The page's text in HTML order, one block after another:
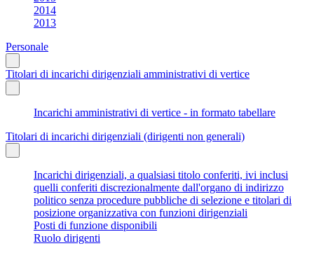
2014
2013
Personale
Titolari di incarichi dirigenziali amministrativi di vertice
Incarichi amministrativi di vertice - in formato tabellare
Titolari di incarichi dirigenziali (dirigenti non generali)
Incarichi dirigenziali, a qualsiasi titolo conferiti, ivi inclusi
quelli conferiti discrezionalmente dall'organo di indirizzo
politico senza procedure pubbliche di selezione e titolari di
posizione organizzativa con funzioni dirigenziali
Posti di funzione disponibili
Ruolo dirigenti